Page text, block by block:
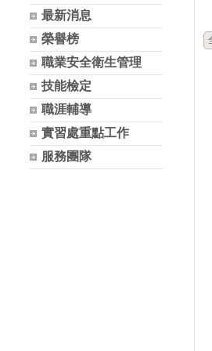
最新消息
榮譽榜
職業安全衛生管理
技能檢定
職涯輔導
實習處重點工作
服務團隊